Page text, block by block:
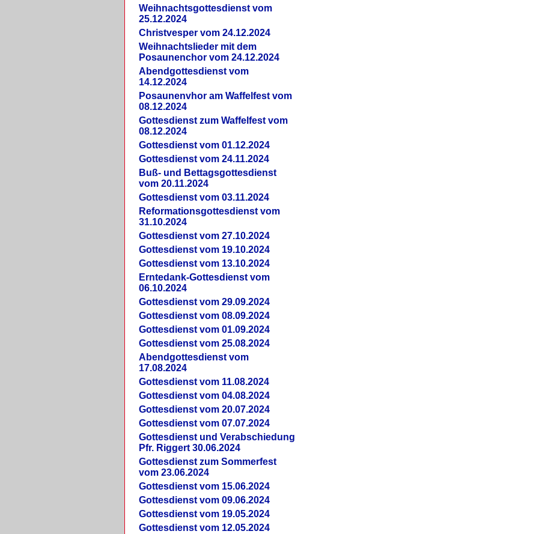
Weihnachtsgottesdienst vom
25.12.2024
Christvesper vom 24.12.2024
Weihnachtslieder mit dem
Posaunenchor vom 24.12.2024
Abendgottesdienst vom
14.12.2024
Posaunenvhor am Waffelfest vom
08.12.2024
Gottesdienst zum Waffelfest vom
08.12.2024
Gottesdienst vom 01.12.2024
Gottesdienst vom 24.11.2024
Buß- und Bettagsgottesdienst
vom 20.11.2024
Gottesdienst vom 03.11.2024
Reformationsgottesdienst vom
31.10.2024
Gottesdienst vom 27.10.2024
Gottesdienst vom 19.10.2024
Gottesdienst vom 13.10.2024
Erntedank-Gottesdienst vom
06.10.2024
Gottesdienst vom 29.09.2024
Gottesdienst vom 08.09.2024
Gottesdienst vom 01.09.2024
Gottesdienst vom 25.08.2024
Abendgottesdienst vom
17.08.2024
Gottesdienst vom 11.08.2024
Gottesdienst vom 04.08.2024
Gottesdienst vom 20.07.2024
Gottesdienst vom 07.07.2024
Gottesdienst und Verabschiedung
Pfr. Riggert 30.06.2024
Gottesdienst zum Sommerfest
vom 23.06.2024
Gottesdienst vom 15.06.2024
Gottesdienst vom 09.06.2024
Gottesdienst vom 19.05.2024
Gottesdienst vom 12.05.2024